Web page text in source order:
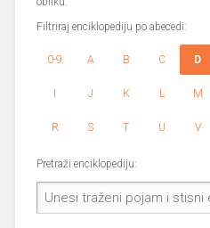
Filtriraj enciklopediju po abecedi:
0-9 A B C D
I J K L M
R S T U V
Pretraži enciklopediju: